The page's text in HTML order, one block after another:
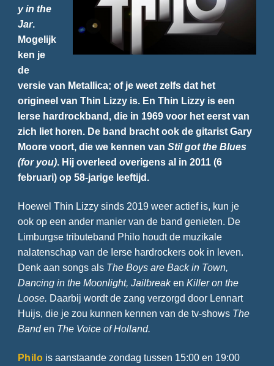
y in the
Jar.
Mogelijk
ken je
de
versie van Metallica; of je weet zelfs dat het
origineel van Thin Lizzy is. En Thin Lizzy is een
Ierse hardrockband, die in 1969 voor het eerst van
zich liet horen. De band bracht ook de gitarist Gary
Moore voort, die we kennen van Stil got the Blues
(for you). Hij overleed overigens al in 2011 (6
februari) op 58-jarige leeftijd.
Hoewel Thin Lizzy sinds 2019 weer actief is, kun je
ook op een ander manier van de band genieten. De
Limburgse tributeband Philo houdt de muzikale
nalatenschap van de Ierse hardrockers ook in leven.
Denk aan songs als The Boys are Back in Town,
Dancing in the Moonlight, Jailbreaken Killer on the
Loose. Daarbij wordt de zang verzorgd door Lennart
Huijs, die je zou kunnen kennen van de tv-shows The
Banden The Voice of Holland.
Philo is aanstaande zondag tussen 15:00 en 19:00